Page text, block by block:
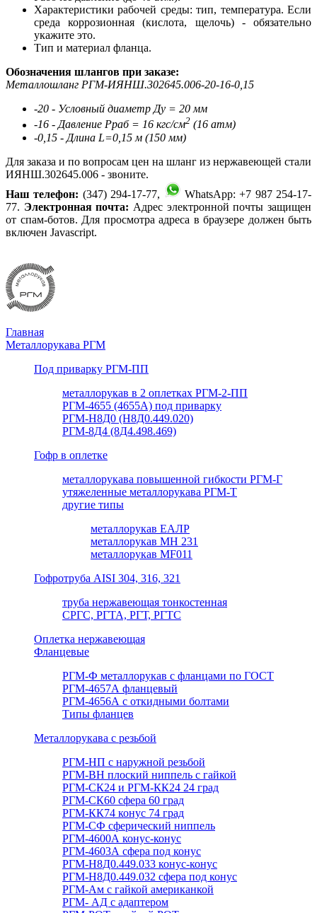
Характеристики рабочей среды: тип, температура. Если
среда коррозионная (кислота, щелочь) - обязательно
укажите это.
Тип и материал фланца.
Обозначения шлангов при заказе:
Металлошланг РГМ-ИЯНШ.302645.006-20-16-0,15
-20 - Условный диаметр Ду = 20 мм
-16 - Давление Рраб = 16 кгс/см2 (16 атм)
-0,15 - Длина L=0,15 м (150 мм)
Для заказа и по вопросам цен на шланг из нержавеющей стали
ИЯНШ.302645.006 - звоните.
Наш телефон: (347) 294-17-77,
WhatsApp: +7 987 254-17-
77. Электронная почта: Адрес электронной почты защищен
от спам-ботов. Для просмотра адреса в браузере должен быть
включен Javascript.
Главная
Металлорукава РГМ
Под приварку РГМ-ПП
металлорукав в 2 оплетках РГМ-2-ПП
РГМ-4655 (4655А) под приварку
РГМ-Н8Д0 (Н8Д0.449.020)
РГМ-8Д4 (8Д4.498.469)
Гофр в оплетке
металлорукава повышенной гибкости РГМ-Г
утяжеленные металлорукава РГМ-Т
другие типы
металлорукав ЕАЛР
металлорукав МН 231
металлорукав MF011
Гофротруба AISI 304, 316, 321
труба нержавеющая тонкостенная
СРГС, РГТА, РГТ, РГТС
Оплетка нержавеющая
Фланцевые
РГМ-Ф металлорукав с фланцами по ГОСТ
РГМ-4657А фланцевый
РГМ-4656А с откидными болтами
Типы фланцев
Металлорукава с резьбой
РГМ-НП с наружной резьбой
РГМ-ВН плоский ниппель с гайкой
РГМ-СК24 и РГМ-КК24 24 град
РГМ-СК60 сфера 60 град
РГМ-КК74 конус 74 град
РГМ-СФ сферический ниппель
РГМ-4600А конус-конус
РГМ-4603А сфера под конус
РГМ-Н8Д0.449.033 конус-конус
РГМ-Н8Д0.449.032 сфера под конус
РГМ-Ам с гайкой американкой
РГМ- АД с адаптером